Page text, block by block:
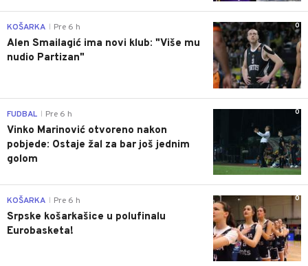
0
KOŠARKA Pre 6 h
Alen Smailagić ima novi klub: "Više mu
nudio Partizan"
0
FUDBAL Pre 6 h
Vinko Marinović otvoreno nakon
pobjede: Ostaje žal za bar još jednim
golom
0
KOŠARKA Pre 6 h
Srpske košarkašice u polufinalu
Eurobasketa!